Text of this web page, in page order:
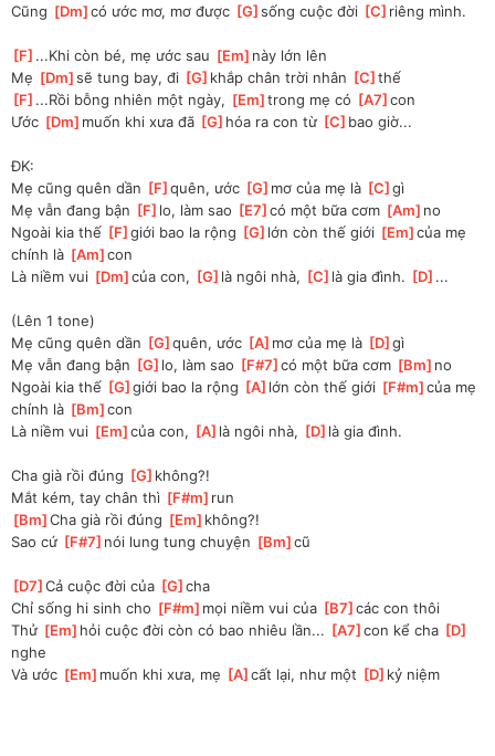
Cũng [Dm ]
có ước mơ, mơ được [G ]
sống cuộc đời [C ]riêng mình.
[F ]...Khi còn bé, mẹ ước sau [Em ]này lớn lên
Mẹ [Dm ]
sẽ tung bay, đi [G ]khắp chân trời nhân [C ]thế
[F ]...Rồi bỗng nhiên một ngày, [Em ]trong mẹ có [A7 ]
con
Ước [Dm ]muốn khi xưa đã [G ]hóa ra con từ [C ]bao giờ...
ĐK:
Mẹ cũng quên dần [F ]
quên, ước [G ]mơ của mẹ là [C ]
gì
Mẹ vẫn đang bận [F ]lo, làm sao [E7 ]
có một bữa cơm [Am ]no
Ngoài kia thế [F ]
giới bao la rộng [G ]lớn còn thế giới [Em ]
của mẹ
chính là [Am ]
con
Là niềm vui [Dm ]
của con, [G ]là ngôi nhà, [C ]là gia đình. [D ]...
(Lên 1 tone)
Mẹ cũng quên dần [G ]
quên, ước [A ]mơ của mẹ là [D ]
gì
Mẹ vẫn đang bận [G ]lo, làm sao [F#7 ]
có một bữa cơm [Bm ]no
Ngoài kia thế [G ]
giới bao la rộng [A ]lớn còn thế giới [F#m ]
của mẹ
chính là [Bm ]
con
Là niềm vui [Em ]
của con, [A ]là ngôi nhà, [D ]là gia đình.
Cha già rồi đúng [G ]không?!
Mắt kém, tay chân thì [F#m ]run
[Bm ]
Cha già rồi đúng [Em ]không?!
Sao cứ [F#7 ]nói lung tung chuyện [Bm ]
cũ
[D7 ]
Cả cuộc đời của [G ]
cha
Chỉ sống hi sinh cho [F#m ]mọi niềm vui của [B7 ]
các con thôi
Thử [Em ]hỏi cuộc đời còn có bao nhiêu lần... [A7 ]
con kể cha [D
nghe
Và ước [Em ]muốn khi xưa, mẹ [A ]
cất lại, như một [D ]kỷ niệm